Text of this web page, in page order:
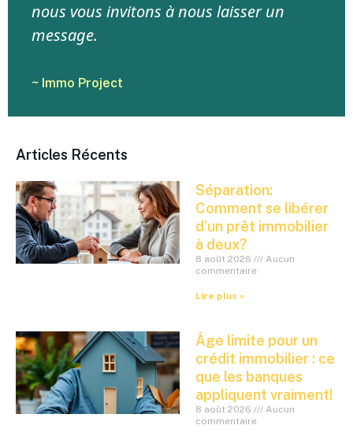
nous vous invitons à nous laisser un
message.
~ Immo Project
Articles Récents
Séparation:
Comment se libérer
d’un prêt immobilier
à deux?
8 août 2026
Aucun
commentaire
Lire plus »
Âge limite pour un
crédit immobilier : ce
que les banques
appliquent vraiment!
8 août 2026
Aucun
commentaire